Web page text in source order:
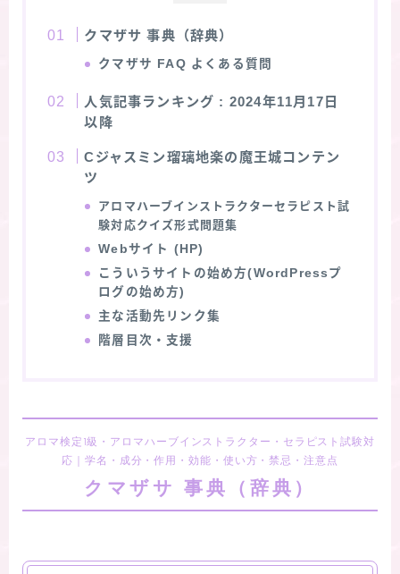
クマザサ 事典（辞典）
クマザサ FAQ よくある質問
人気記事ランキング : 2024年11月17日
以降
Cジャスミン瑠璃地楽の魔王城コンテン
ツ
アロマハーブインストラクターセラピスト試
験対応クイズ形式問題集
Webサイト (HP)
こういうサイトの始め方(WordPressプ
ログの始め方)
主な活動先リンク集
階層目次・支援
アロマ検定1級・アロマハーブインストラクター・セラピスト試験対
応｜学名・成分・作用・効能・使い方・禁忌・注意点
クマザサ 事典（辞典）